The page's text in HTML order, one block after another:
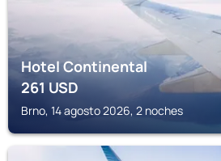
Hotel Continental
261USD
Brno, 14 agosto 2026, 2 noches